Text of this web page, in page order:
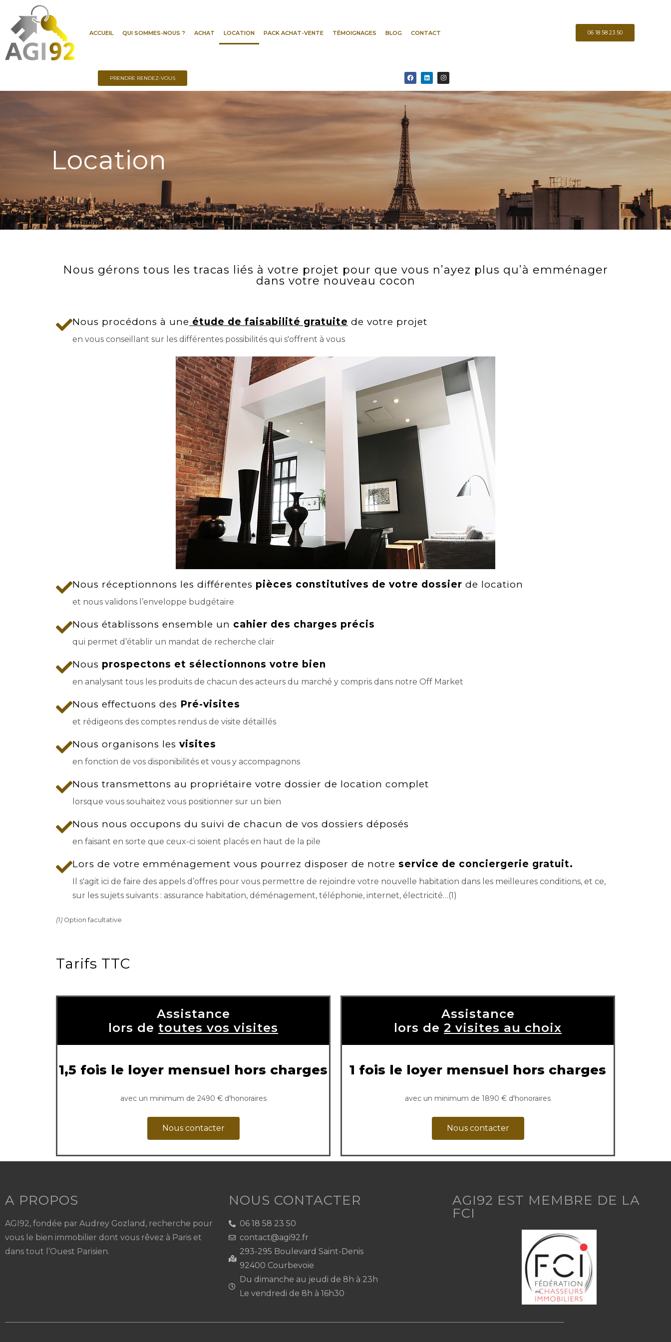
ACCUEIL QUI SOMMES-NOUS ? ACHAT LOCATION PACK ACHAT-VENTE TÉMOIGNAGES BLOG CONTACT 06 18 58 23 50
PRENDRE RENDEZ-VOUS
Location
Nous gérons tous les tracas liés à votre projet pour que vous n’ayez plus qu’à emménager
dans votre nouveau cocon
Nous procédons à une étude de faisabilité gratuite de votre projet
en vous conseillant sur les différentes possibilités qui s'offrent à vous
Nous réceptionnons les différentes pièces constitutives de votre dossier de location
et nous validons l’enveloppe budgétaire
Nous établissons ensemble un cahier des charges précis
qui permet d’établir un mandat de recherche clair
Nous prospectons et sélectionnons votre bien
en analysant tous les produits de chacun des acteurs du marché y compris dans notre Off Market
Nous effectuons des Pré-visites
et rédigeons des comptes rendus de visite détaillés
Nous organisons les visites
en fonction de vos disponibilités et vous y accompagnons
Nous transmettons au propriétaire votre dossier de location complet
lorsque vous souhaitez vous positionner sur un bien
Nous nous occupons du suivi de chacun de vos dossiers déposés
en faisant en sorte que ceux-ci soient placés en haut de la pile
Lors de votre emménagement vous pourrez disposer de notre service de conciergerie gratuit.
Il s'agit ici de faire des appels d’offres pour vous permettre de rejoindre votre nouvelle habitation dans les meilleures conditions, et ce,
sur les sujets suivants : assurance habitation, déménagement, téléphonie, internet, électricité…(1)
(1) Option facultative
Tarifs TTC
Assistance
lors de toutes vos visites
1,5 fois le loyer mensuel hors charges
avec un minimum de 2490 € d'honoraires
Nous contacter
Assistance
lors de 2 visites au choix
1 fois le loyer mensuel hors charges
avec un minimum de 1890 € d'honoraires
Nous contacter
A PROPOS
AGI92, fondée par Audrey Gozland, recherche pour
vous le bien immobilier dont vous rêvez à Paris et
dans tout l’Ouest Parisien.
NOUS CONTACTER
06 18 58 23 50
contact@agi92.fr
293-295 Boulevard Saint-Denis
92400 Courbevoie
Du dimanche au jeudi de 8h à 23h
Le vendredi de 8h à 16h30
AGI92 EST MEMBRE DE LA
FCI